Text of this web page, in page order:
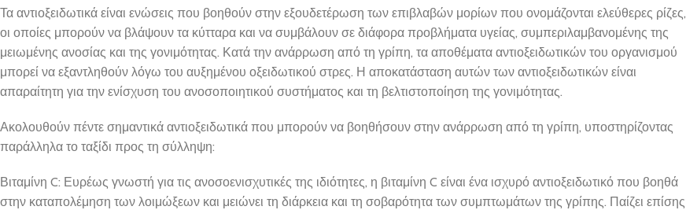
Τα αντιοξειδωτικά είναι ενώσεις που βοηθούν στην εξουδετέρωση των επιβλαβών μορίων που ονομάζονται ελεύθερες ρίζες,
οι οποίες μπορούν να βλάψουν τα κύτταρα και να συμβάλουν σε διάφορα προβλήματα υγείας, συμπεριλαμβανομένης της
μειωμένης ανοσίας και της γονιμότητας. Κατά την ανάρρωση από τη γρίπη, τα αποθέματα αντιοξειδωτικών του οργανισμού
μπορεί να εξαντληθούν λόγω του αυξημένου οξειδωτικού στρες. Η αποκατάσταση αυτών των αντιοξειδωτικών είναι
απαραίτητη για την ενίσχυση του ανοσοποιητικού συστήματος και τη βελτιστοποίηση της γονιμότητας.
Ακολουθούν πέντε σημαντικά αντιοξειδωτικά που μπορούν να βοηθήσουν στην ανάρρωση από τη γρίπη, υποστηρίζοντας
παράλληλα το ταξίδι προς τη σύλληψη:
Βιταμίνη C: Ευρέως γνωστή για τις ανοσοενισχυτικές της ιδιότητες, η βιταμίνη C είναι ένα ισχυρό αντιοξειδωτικό που βοηθά
στην καταπολέμηση των λοιμώξεων και μειώνει τη διάρκεια και τη σοβαρότητα των συμπτωμάτων της γρίπης. Παίζει επίσης